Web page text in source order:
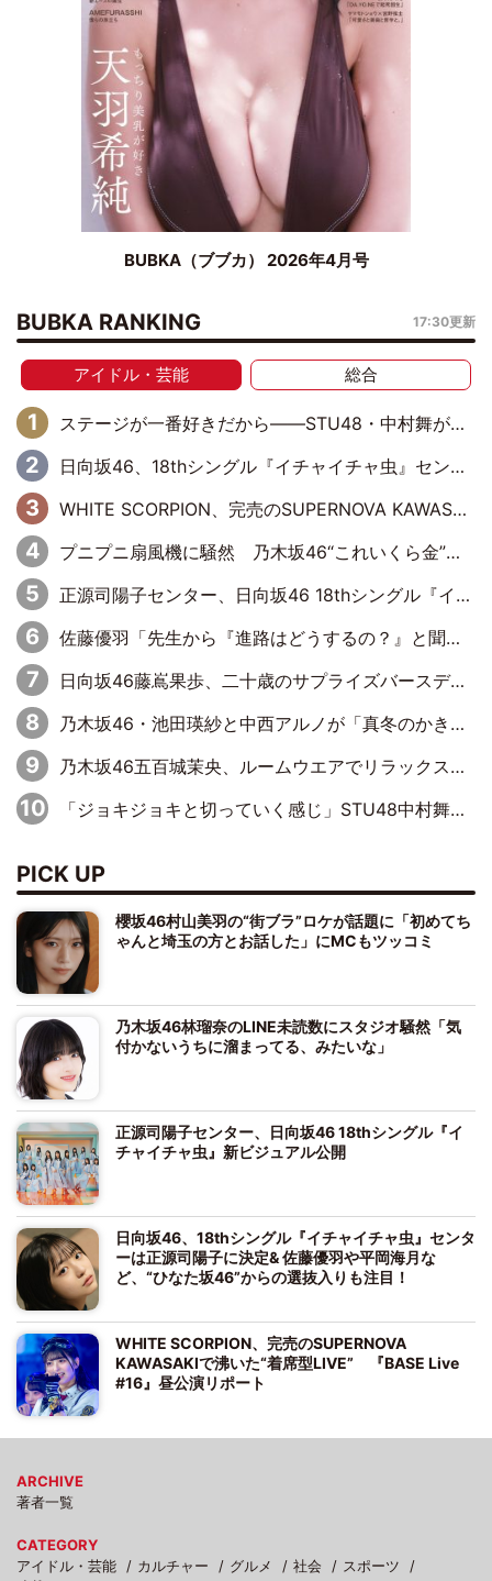
BUBKA（ブブカ） 2026年4月号
BUBKA RANKING 17:30更新
アイドル・芸能 総合
ステージが一番好きだから――STU48・中村舞が描く“これからの私”
日向坂46、18thシングル『イチャイチャ虫』センターは正源司陽子に決定& 佐藤優羽や平岡海月など、“ひなた坂46”からの選抜入りも注目！
WHITE SCORPION、完売のSUPERNOVA KAWASAKIで沸いた“着席型LIVE” 『BASE Live #16』昼公演リポート
プニプニ扇風機に騒然 乃木坂46“これいくら金”延長中は今回もわちゃわちゃ全開
正源司陽子センター、日向坂46 18thシングル『イチャイチャ虫』新ビジュアル公開
佐藤優羽「先生から『進路はどうするの？』と聞かれて。『実は……』とXのトレンドで1位になっているスマホを見せました」【日向坂46『五期生LIVE』開催記念 五期生“変革”ドキュメンタリー③】
日向坂46藤嶌果歩、二十歳のサプライズバースデーに大喜び「頼られる先輩になれるように努力していきたい」
乃木坂46・池田瑛紗と中西アルノが「真冬のかき氷」騒動で火花散らす！ 因縁の裏にあるのは、逆境をともに“凌”ぐ似た者同士の絆
乃木坂46五百城茉央、ルームウエアでリラックス「今回のグラビアを見て成長を感じていただけるとうれしい」
「ジョキジョキと切っていく感じ」STU48中村舞、新しい挑戦は自らの手で
PICK UP
櫻坂46村山美羽の“街ブラ”ロケが話題に「初めてち
ゃんと埼玉の方とお話した」にMCもツッコミ
乃木坂46林瑠奈のLINE未読数にスタジオ騒然「気
付かないうちに溜まってる、みたいな」
正源司陽子センター、日向坂46 18thシングル『イ
チャイチャ虫』新ビジュアル公開
日向坂46、18thシングル『イチャイチャ虫』センタ
ーは正源司陽子に決定& 佐藤優羽や平岡海月な
ど、“ひなた坂46”からの選抜入りも注目！
WHITE SCORPION、完売のSUPERNOVA
KAWASAKIで沸いた“着席型LIVE” 『BASE Live
#16』昼公演リポート
ARCHIVE
著者一覧
CATEGORY
アイドル・芸能
カルチャー グルメ 社会
スポーツ